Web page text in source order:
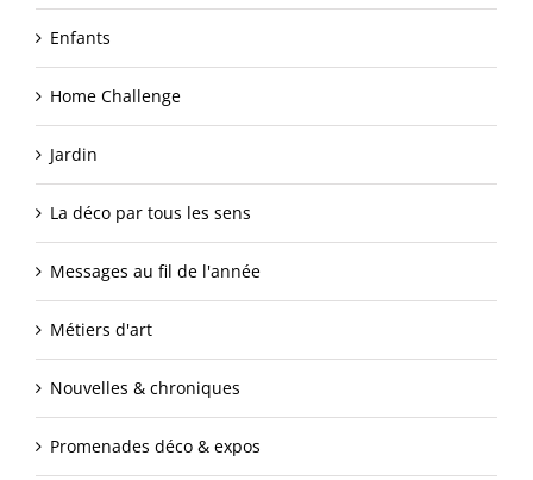
Enfants
Home Challenge
Jardin
La déco par tous les sens
Messages au fil de l'année
Métiers d'art
Nouvelles & chroniques
Promenades déco & expos